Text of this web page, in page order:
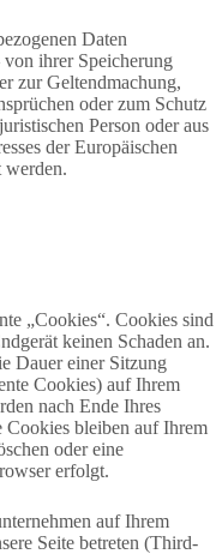
Daten
von ihrer Speicherung
zur Geltendmachung,
oder zum Schutz
Person oder aus
der Europäischen
werden.
„Cookies“. Cookies sind
keinen Schaden an.
Dauer einer Sitzung
Cookies) auf Ihrem
nach Ende Ihres
Cookies bleiben auf Ihrem
oder eine
erfolgt.
auf Ihrem
Seite betreten (Third-